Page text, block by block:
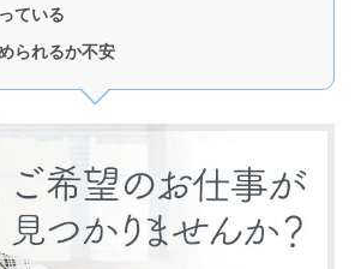
充実の福利厚生＞ 週休2日制や交通
の取得も可能でワークライフバランス
く働くことができる職場です。
ている
られるか不安